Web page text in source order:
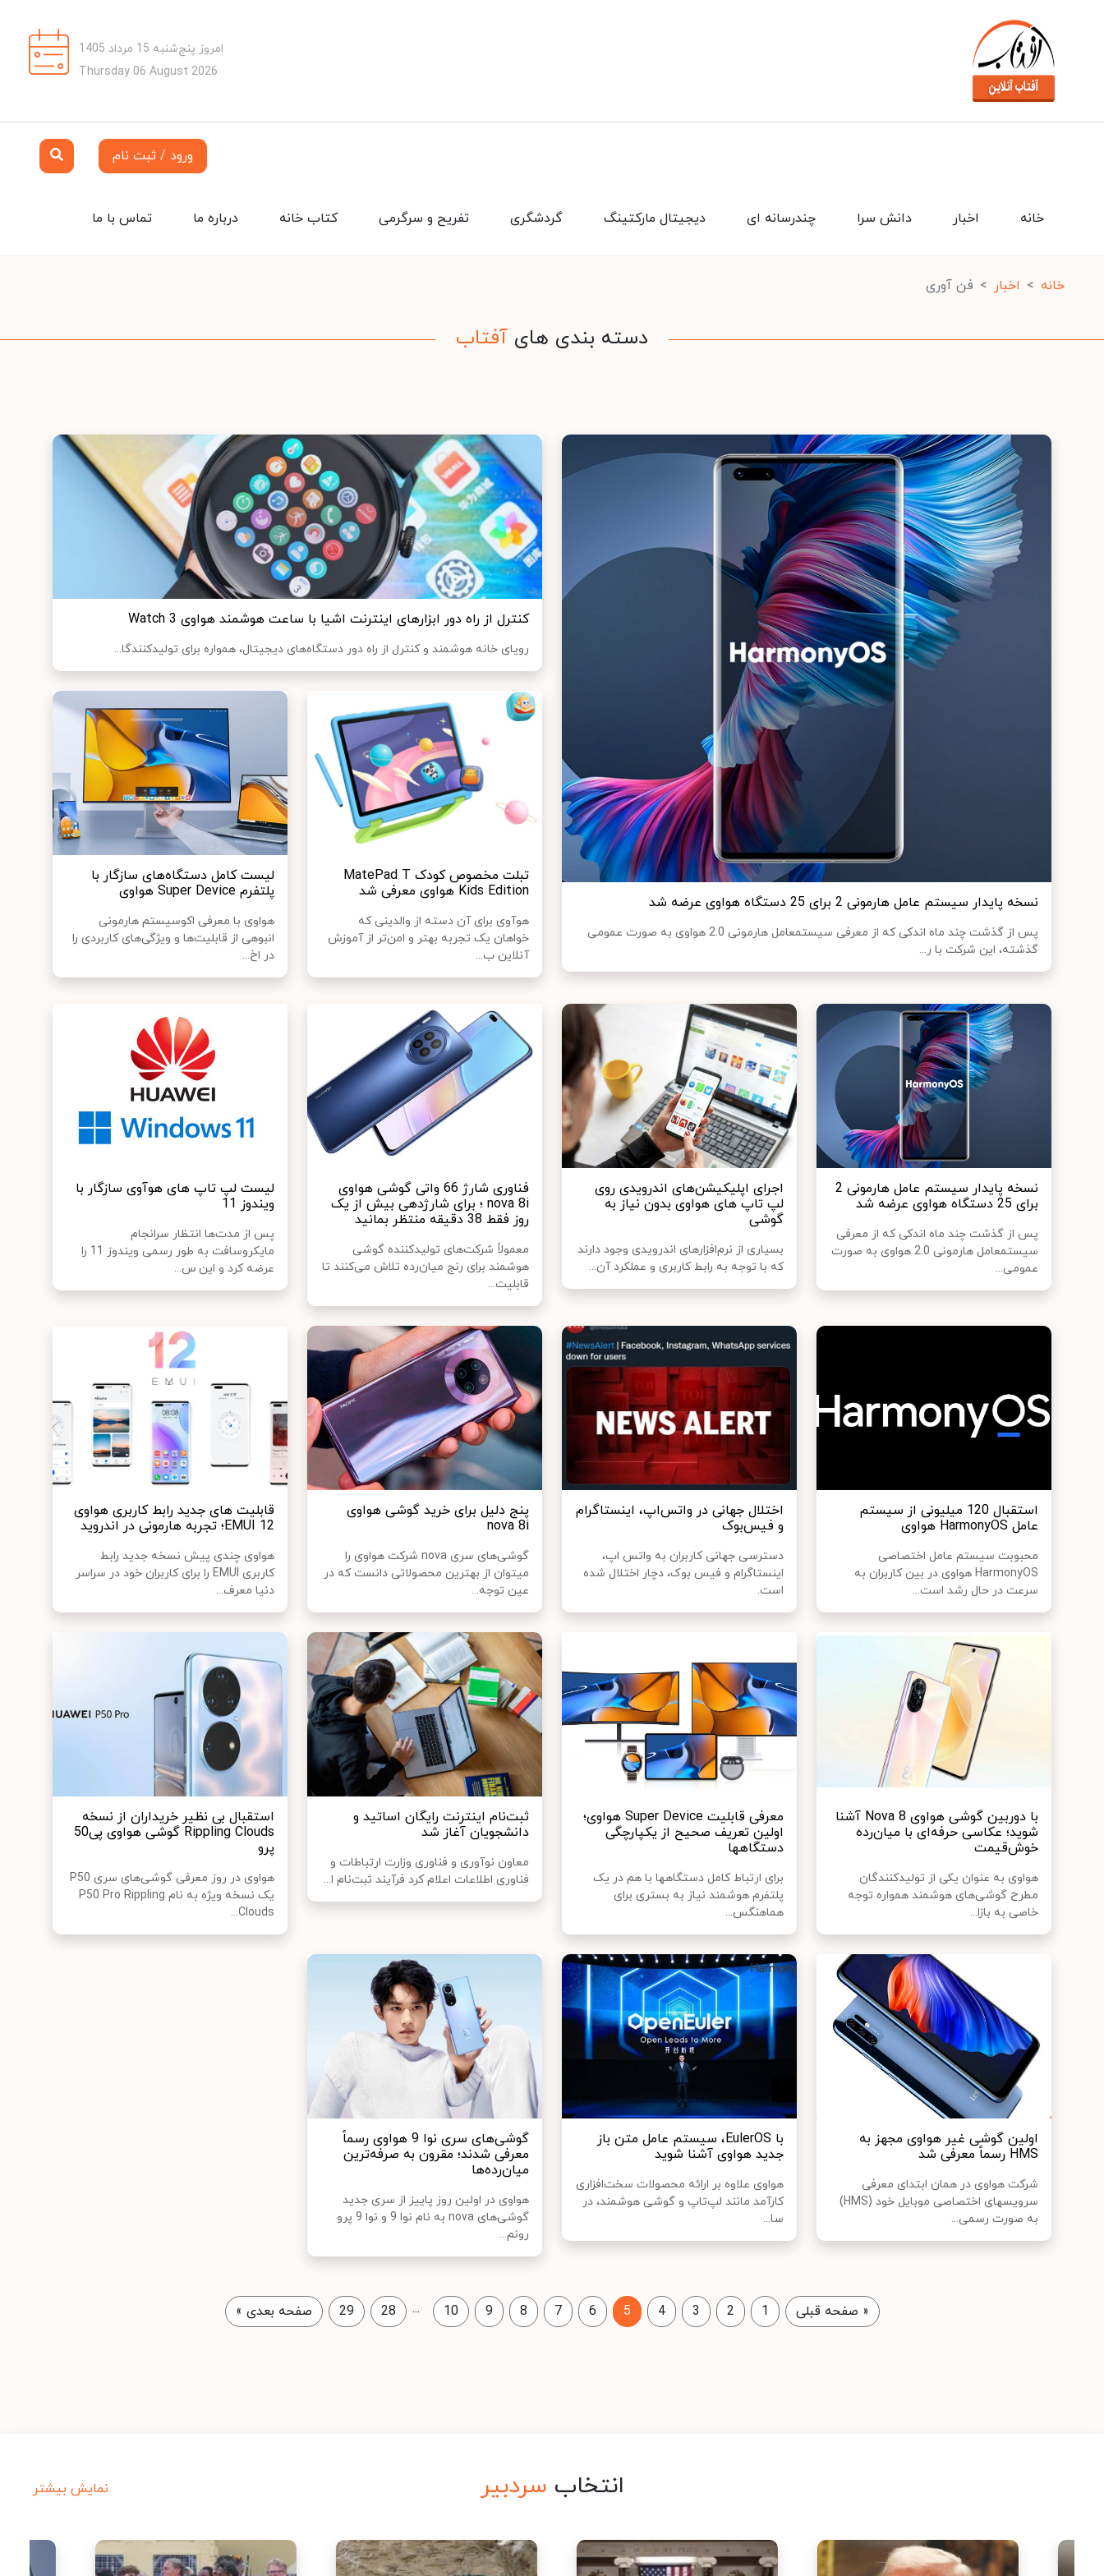
امروز پنج‌شنبه 15 مرداد 1405
Thursday 06 August 2026
ورود / ثبت نام
تماس با ما درباره ما کتاب خانه تفریح و سرگرمی گردشگری دیجیتال مارکتینگ چندرسانه ای دانش سرا اخبار خانه
خانه اخبار فن آوری
دسته بندی های آفتاب
نسخه پایدار سیستم عامل هارمونی 2 برای 25 دستگاه هواوی عرضه شد
پس از گذشت چند ماه اندکی که از معرفی سیستم‎عامل هارمونی 2.0 هواوی به صورت عمومی
گذشته، این شرکت با ر...
کنترل از راه دور ابزارهای اینترنت اشیا با ساعت هوشمند هواوی Watch 3
رویای خانه هوشمند و کنترل از راه دور دستگاه‌های دیجیتال، همواره برای تولیدکنندگا...
تبلت مخصوص کودک MatePad T
Kids Edition هواوی معرفی شد
هوآوی برای آن دسته از والدینی که
خواهان یک تجربه بهتر و امن‌تر از آموزش
آنلاین ب...
لیست کامل دستگاه‌های سازگار با
پلتفرم Super Device هواوی
هواوی با معرفی اکوسیستم هارمونی
انبوهی از قابلیت‌ها و ویژگی‌های کاربردی را
در اخ...
نسخه پایدار سیستم عامل هارمونی 2
برای 25 دستگاه هواوی عرضه شد
پس از گذشت چند ماه اندکی که از معرفی
سیستم‎عامل هارمونی 2.0 هواوی به صورت
عمومی...
اجرای اپلیکیشن‌های اندرویدی روی
لپ تاپ های هواوی بدون نیاز به
گوشی
بسیاری از نرم‌افزارهای اندرویدی وجود دارند
که با توجه به رابط کاربری و عملکرد آن...
فناوری شارژ 66 واتی گوشی هواوی
nova 8i ؛ برای شارژدهی بیش از یک
روز فقط 38 دقیقه منتظر بمانید
معمولاً شرکت‌های تولیدکننده گوشی
هوشمند برای رنج میان‌رده تلاش می‌کنند تا
قابلیت...
لیست لپ تاپ های هوآوی سازگار با
ویندوز 11
پس از مدت‌ها انتظار سرانجام
مایکروسافت به طور رسمی ویندوز 11 را
عرضه کرد و این س...
استقبال 120 میلیونی از سیستم
عامل HarmonyOS هواوی
محبوبت سیستم عامل اختصاصی
HarmonyOS هواوی در بین کاربران به
سرعت در حال رشد است...
اختلال جهانی در واتس‌اپ، اینستاگرام
و فیس‌بوک
دسترسی جهانی کاربران به واتس اپ،
اینستاگرام و فیس بوک، دچار اختلال شده
است.
پنج دلیل برای خرید گوشی هواوی
nova 8i
گوشی‌های سری nova شرکت هواوی را
می‎توان از بهترین محصولاتی دانست که در
عین توجه...
قابلیت های جدید رابط کاربری هواوی
EMUI 12؛ تجربه هارمونی در اندروید
هواوی چندی پیش نسخه جدید رابط
کاربری EMUI را برای کاربران خود در سراسر
دنیا معرف...
با دوربین گوشی هواوی Nova 8 آشنا
شوید؛ عکاسی حرفه‌ای با میان‌رده
خوش‌قیمت
هواوی به عنوان یکی از تولیدکنندگان
مطرح گوشی‌های هوشمند همواره توجه
خاصی به بازا...
معرفی قابلیت Super Device هواوی؛
اولین تعریف صحیح از یکپارچگی
دستگاه‎ها
برای ارتباط کامل دستگاه‎ها با هم در یک
پلتفرم هوشمند نیاز به بستری برای
هماهنگ‎س...
ثبت‌نام اینترنت رایگان اساتید و
دانشجویان آغاز شد
معاون نوآوری و فناوری وزارت ارتباطات و
فناوری اطلاعات اعلام کرد فرآیند ثبت‌نام ا...
استقبال بی نظیر خریداران از نسخه
Rippling Clouds گوشی هواوی پی50
پرو
هواوی در روز معرفی گوشی‌های سری P50
یک نسخه ویژه به نام P50 Pro Rippling
Clouds...
اولین گوشی غیر هواوی مجهز به
HMS رسماً معرفی شد
شرکت هواوی در همان ابتدای معرفی
سرویس‎های اختصاصی موبایل خود (HMS)
به صورت رسمی...
با EulerOS، سیستم عامل متن باز
جدید هواوی آشنا شوید
هواوی علاوه بر ارائه محصولات سخت‌افزاری
کارآمد مانند لپ‌تاپ و گوشی هوشمند، در
سا...
گوشی‌های سری نوا 9 هواوی رسماً
معرفی شدند؛ مقرون به صرفه‌ترین
میان‌رده‌ها
هواوی در اولین روز پاییز از سری جدید
گوشی‌های nova به نام نوا 9 و نوا 9 پرو
رونم...
« صفحه قبلی 1
2
3
4
5
6
7
8
9
10
...
28
29 صفحه بعدی »
انتخاب سردبیر نمایش بیشتر